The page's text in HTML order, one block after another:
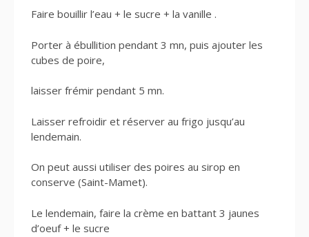
Faire bouillir l’eau + le sucre + la vanille .
Porter à ébullition pendant 3 mn, puis ajouter les
cubes de poire,
laisser frémir pendant 5 mn.
Laisser refroidir et réserver au frigo jusqu’au
lendemain.
On peut aussi utiliser des poires au sirop en
conserve (Saint-Mamet).
Le lendemain, faire la crème en battant 3 jaunes
d’oeuf + le sucre